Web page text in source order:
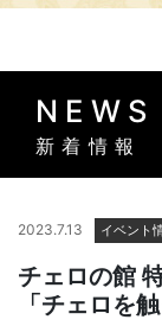
NEWS
新着情報
2023.7.13 イベント
チェロの館
「チェロを